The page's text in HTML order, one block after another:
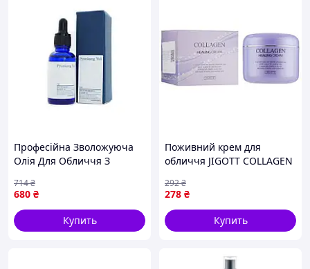
Професійна Зволожуюча
Олія Для Обличчя З
Pyunkang Yul Oil 26ml
680 ₴
714₴
Купить
Поживний крем для
обличчя JIGOTT COLLAGEN
278 ₴
292₴
Купить